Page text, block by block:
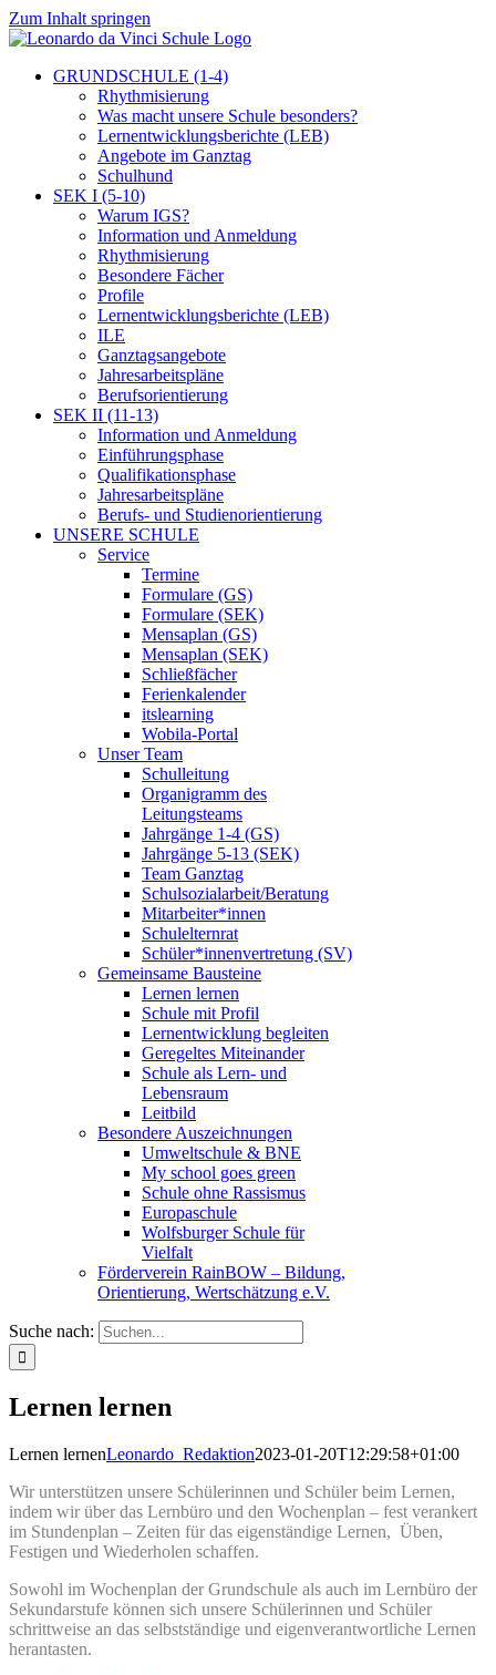
Zum Inhalt springen
GRUNDSCHULE (1-4)
Rhythmisierung
Was macht unsere Schule besonders?
Lernentwicklungsberichte (LEB)
Angebote im Ganztag
Schulhund
SEK I (5-10)
Warum IGS?
Information und Anmeldung
Rhythmisierung
Besondere Fächer
Profile
Lernentwicklungsberichte (LEB)
ILE
Ganztagsangebote
Jahresarbeitspläne
Berufsorientierung
SEK II (11-13)
Information und Anmeldung
Einführungsphase
Qualifikationsphase
Jahresarbeitspläne
Berufs- und Studienorientierung
UNSERE SCHULE
Service
Termine
Formulare (GS)
Formulare (SEK)
Mensaplan (GS)
Mensaplan (SEK)
Schließfächer
Ferienkalender
itslearning
Wobila-Portal
Unser Team
Schulleitung
Organigramm des
Leitungsteams
Jahrgänge 1-4 (GS)
Jahrgänge 5-13 (SEK)
Team Ganztag
Schulsozialarbeit/Beratung
Mitarbeiter*innen
Schulelternrat
Schüler*innenvertretung (SV)
Gemeinsame Bausteine
Lernen lernen
Schule mit Profil
Lernentwicklung begleiten
Geregeltes Miteinander
Schule als Lern- und
Lebensraum
Leitbild
Besondere Auszeichnungen
Umweltschule & BNE
My school goes green
Schule ohne Rassismus
Europaschule
Wolfsburger Schule für
Vielfalt
Förderverein RainBOW – Bildung,
Orientierung, Wertschätzung e.V.
Suche nach:
Lernen lernen
Lernen lernenLeonardo_Redaktion2023-01-20T12:29:58+01:00
Wir unterstützen unsere Schülerinnen und Schüler beim Lernen,
indem wir über das Lernbüro und den Wochenplan – fest verankert
im Stundenplan – Zeiten für das eigenständige Lernen, Üben,
Festigen und Wiederholen schaffen.
Sowohl im Wochenplan der Grundschule als auch im Lernbüro der
Sekundarstufe können sich unsere Schülerinnen und Schüler
schrittweise an das selbstständige und eigenverantwortliche Lernen
herantasten.